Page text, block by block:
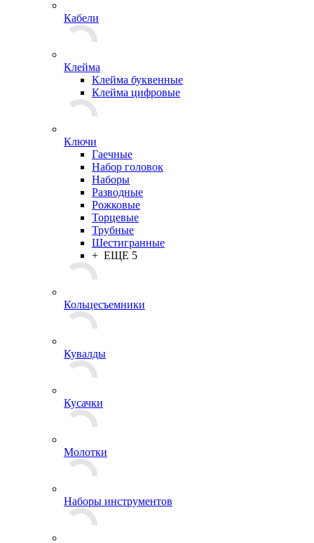
Кабели
Клейма
Клейма буквенные
Клейма цифровые
Ключи
Гаечные
Набор головок
Наборы
Разводные
Рожковые
Торцевые
Трубные
Шестигранные
+ ЕЩЕ 5
Кольцесъемники
Кувалды
Кусачки
Молотки
Наборы инструментов